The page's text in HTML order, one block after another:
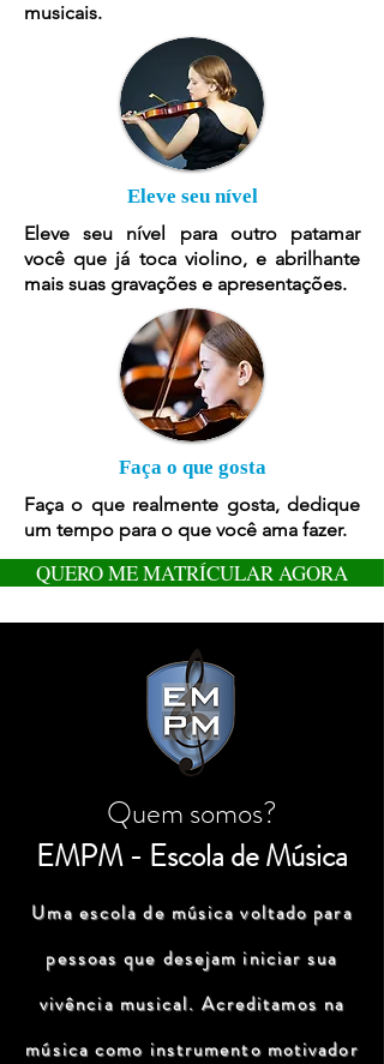
musicais.
Eleve seu nível
Eleve seu nível para outro patamar
você que já toca violino, e abrilhante
mais suas gravações e apresentações.
Faça o que gosta
Faça o que realmente gosta, dedique
um tempo para o que você ama fazer.
QUERO ME MATRÍCULAR AGORA
Quem somos?
EMPM - Escola de Música
Uma escola de música voltado para
pessoas que desejam iniciar sua
vivência musical. Acreditamos na
música como instrumento motivador